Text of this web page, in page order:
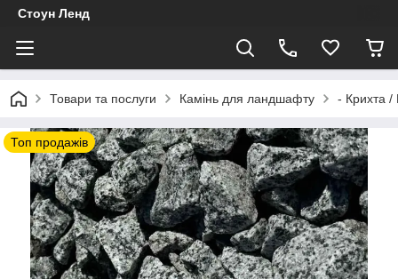
Стоун Ленд
Товари та послуги Камінь для ландшафту - Крихта /
Топ продажів